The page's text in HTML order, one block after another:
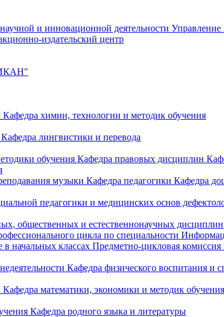
и инновационной деятельности Управление
издательский центр
Кафедра химии, технологии и методик обучения
Кафедра лингвистики и перевода
обучения Кафедра правовых дисциплин
музыки Кафедра педагогики Кафедра
педагогики и медицинских основ
общественных и естественнонаучных дисциплин
цикла по специальности
начальных классах Предметно-цикловая комиссия
Кафедра физического воспитания и
Кафедра математики, экономики и методик обучения
Кафедра родного языка и литературы